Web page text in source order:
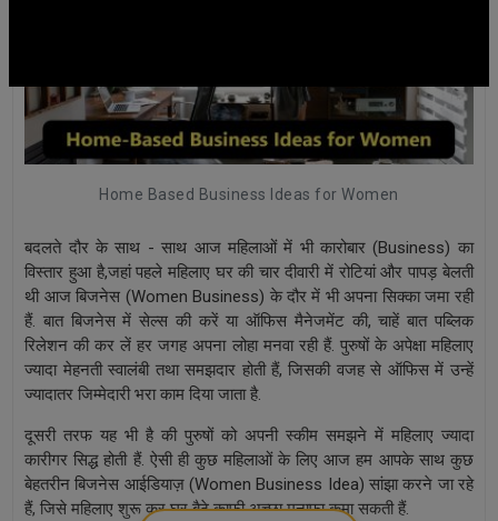
Home Based Business Ideas for Women
बदलते दौर के साथ - साथ आज महिलाओं में भी कारोबार (Business) का
विस्तार हुआ है,जहां पहले महिलाए घर की चार दीवारी में रोटियां और पापड़ बेलती
थी आज बिजनेस (Women Business) के दौर में भी अपना सिक्का जमा रही
हैं. बात बिजनेस में सेल्स की करें या ऑफिस मैनेजमेंट की, चाहें बात पब्लिक
रिलेशन की कर लें हर जगह अपना लोहा मनवा रही हैं. पुरुषों के अपेक्षा महिलाए
ज्यादा मेहनती स्वालंबी तथा समझदार होती हैं, जिसकी वजह से ऑफिस में उन्हें
ज्यादातर जिम्मेदारी भरा काम दिया जाता है.
दूसरी तरफ यह भी है की पुरुषों को अपनी स्कीम समझने में महिलाए ज्यादा
कारीगर सिद्ध होती हैं. ऐसी ही कुछ महिलाओं के लिए आज हम आपके साथ कुछ
बेहतरीन बिजनेस आईडियाज़ (Women Business Idea) सांझा करने जा रहे
हैं, जिसे महिलाए शुरू कर घर बैठे काफी अच्छा मुनाफ़ा कमा सकती हैं.